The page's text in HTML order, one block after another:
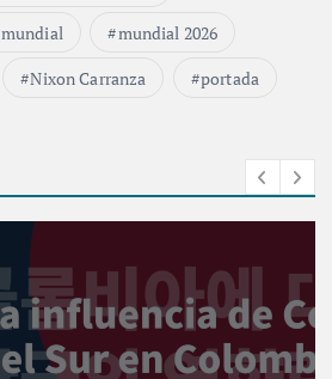
mundial
mundial 2026
Nixon Carranza portada